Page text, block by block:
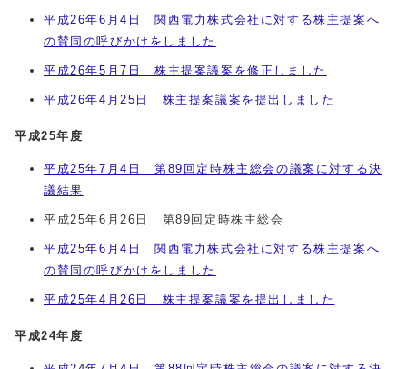
平成26年6月4日 関西電力株式会社に対する株主提案へ
の賛同の呼びかけをしました
平成26年5月7日 株主提案議案を修正しました
平成26年4月25日 株主提案議案を提出しました
平成25年度
平成25年7月4日 第89回定時株主総会の議案に対する決
議結果
平成25年6月26日 第89回定時株主総会
平成25年6月4日 関西電力株式会社に対する株主提案へ
の賛同の呼びかけをしました
平成25年4月26日 株主提案議案を提出しました
平成24年度